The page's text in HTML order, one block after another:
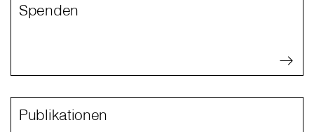
Spenden
Publikationen